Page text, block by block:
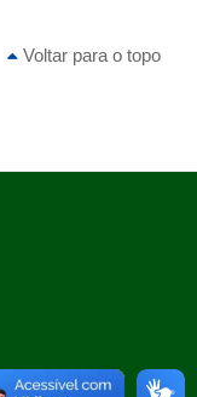
Voltar para o topo